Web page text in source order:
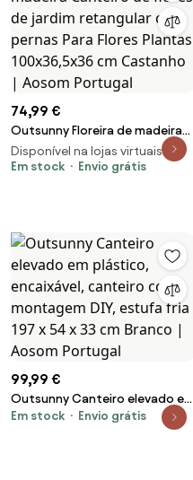
74,99 €
Outsunny Floreira de madeira
Canteiro de flores de jardim
retangular com pernas Para
Disponível na lojas virtuais 2
Em stock
Envio grátis
99,99 €
Outsunny Canteiro elevado em
plástico, encaixável, canteiro
Em stock Envio grátis